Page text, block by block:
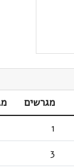
מגרשים
1
3